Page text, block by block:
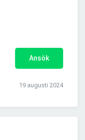
Ansök
19 augusti 2024